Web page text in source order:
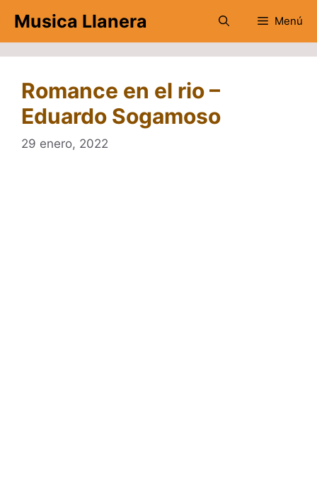
contenido
Musica Llanera Menú
Romance en el rio –
Eduardo Sogamoso
29 enero, 2022